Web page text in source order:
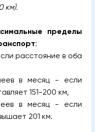
км).
пределы
:
расстояние в оба
в месяц - если
151-200 км,
в месяц - если
201 км.